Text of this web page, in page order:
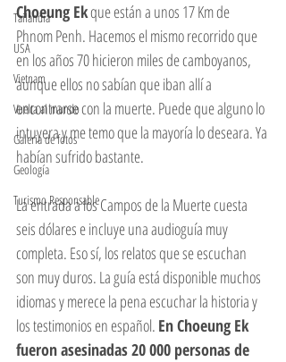
Tailandia
USA
Vietnam
Vuelta al mundo
Galeria de fotos
Geología
Turismo Responsable
Choeung Ek que están a unos 17 Km de
Phnom Penh. Hacemos el mismo recorrido que
en los años 70 hicieron miles de camboyanos,
aunque ellos no sabían que iban allí a
encontrarse con la muerte. Puede que alguno lo
intuyera y me temo que la mayoría lo deseara. Ya
habían sufrido bastante.
La entrada a los Campos de la Muerte cuesta
seis dólares e incluye una audioguía muy
completa. Eso sí, los relatos que se escuchan
son muy duros. La guía está disponible muchos
idiomas y merece la pena escuchar la historia y
los testimonios en español. En Choeung Ek
fueron asesinadas 20 000 personas de